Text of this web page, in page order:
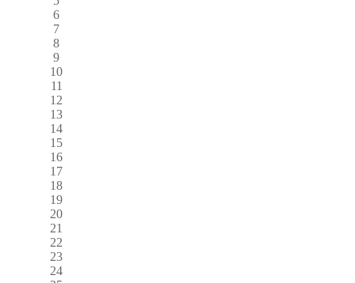
6
7
8
9
10
11
12
13
14
15
16
17
18
19
20
21
22
23
24